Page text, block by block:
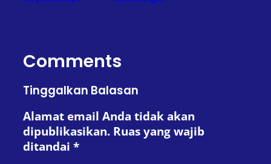
Comments
Tinggalkan Balasan
Alamat email Anda tidak akan
dipublikasikan. Ruas yang wajib
ditandai *